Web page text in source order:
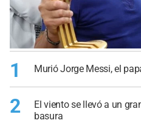
1 Murió Jorge Messi, el
2
El viento se llevó a un
basura